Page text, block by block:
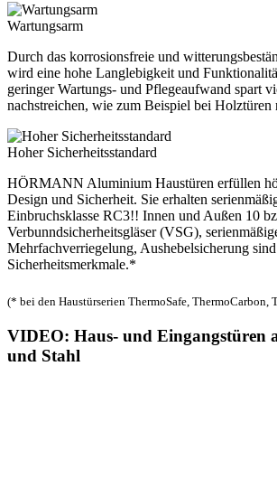
Wartungsarm
Durch das korrosionsfreie und
wird eine hohe Langlebigkeit und
geringer Wartungs- und Pflegeaufwand spart
nachstreichen, wie zum Beispiel bei Holztüren
Hoher Sicherheitsstandard
HÖRMANN Aluminium Haustüren erfüllen
Design und Sicherheit. Sie erhalten
Einbruchsklasse RC3!! Innen und Außen 10
Verbunndsicherheitsgläser (VSG),
Mehrfachverriegelung, Aushebelsicherung
Sicherheitsmerkmale.*
(* bei den Haustürserien ThermoSafe, ThermoCarbon,
VIDEO: Haus- und Eingangstüren
und Stahl